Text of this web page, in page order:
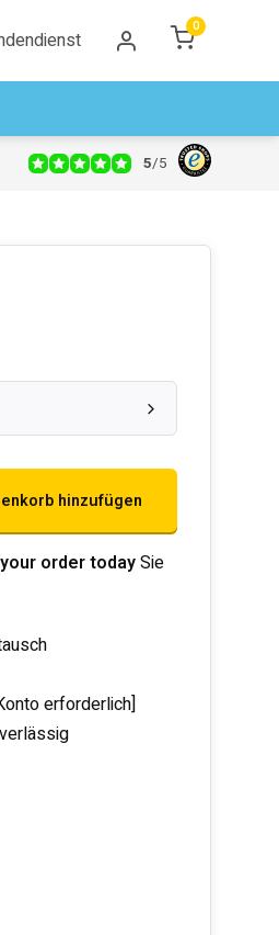
0
5/5
hinzufügen
order todaySie
erforderlich]